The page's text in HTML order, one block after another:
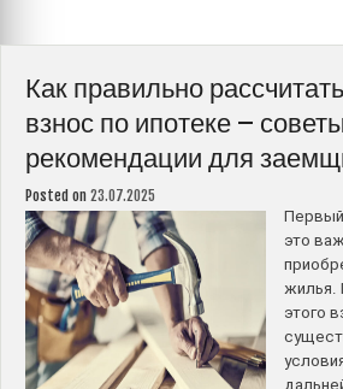
Как правильно
взнос по ипотеке –
рекомендации для
Posted on 23.07.2025
Первый
это
жилья.
этого